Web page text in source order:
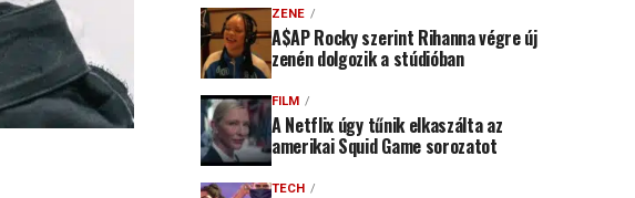
ZENE
A$AP Rocky szerint Rihanna végre új
zenén dolgozik a stúdióban
FILM
A Netflix úgy tűnik elkaszálta az
amerikai Squid Game sorozatot
TECH